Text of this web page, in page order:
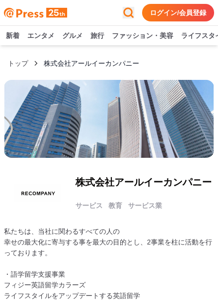
ログイン/会員登録
新着 エンタメ グルメ 旅行 ファッション・美容 ライフスタ
トップ 株式会社アールイーカンパニー
株式会社アールイーカンパニー
サービス 教育 サービス業
私たちは、当社に関わるすべての人の
幸せの最大化に寄与する事を最大の目的とし、2事業を柱に活動を行
っております。
・語学留学支援事業
フィジー英語留学カラーズ
ライフスタイルをアップデートする英語留学